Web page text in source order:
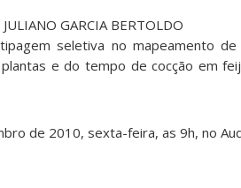
GARCIA BERTOLDO
seletiva no mapeamento
e do tempo de cocção em
de 2010, sexta-feira, as 9h, no